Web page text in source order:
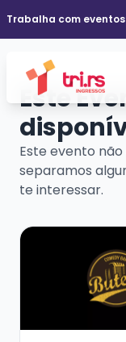
Trabalha com
Este
Este evento
separamos
te interessar.
Veja mais sobre